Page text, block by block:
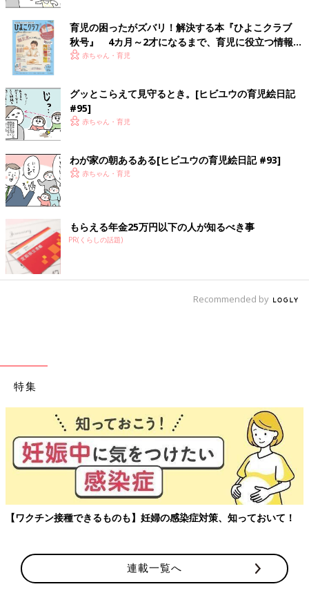
顔絵をプレゼント♪
たまひよONLINEインスタグラム(
ー＆連載の感想を投稿してくださった方の中から抽選で３名様
に、ヒビユウさんの描いたお子さんの似顔絵をプレゼントしま
詳しくは、たまひよONLINEインスタグラム @tamahiyo_online
をご覧ください♪
[ヒビユウの育児絵日記]の記事一覧
・たまひよONLINEの育児マンガ一覧はこちら
6才息子と
娘のママ。現在は専業主婦。
子ども２人と夫との日々を絵日記にしてインスタグラム
育児の困ったがズバリ！解決する本『ひよこクラブ
秋号』 4カ月～2才になるまで、育児に役立つ情報が
いっぱい！
赤ちゃん・育児
グッとこらえて見守るとき。[ヒビユウの育児絵日記
#95]
赤ちゃん・育児
わが家の朝あるある[ヒビユウの育児絵日記 #93]
赤ちゃん・育児
もらえる年金25万円以下の人が知るべき事
PR(くらしの話題)
Recommended by
特集
【ワクチン接種できるものも】妊婦の感染症対策、知っておいて！
連載一覧へ